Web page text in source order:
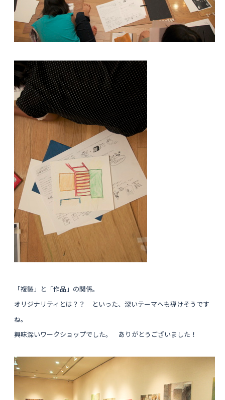
「複製」と「作品」の関係。
オリジナリティとは？？ といった、深いテーマへも導けそうです
ね。
興味深いワークショップでした。 ありがとうございました！